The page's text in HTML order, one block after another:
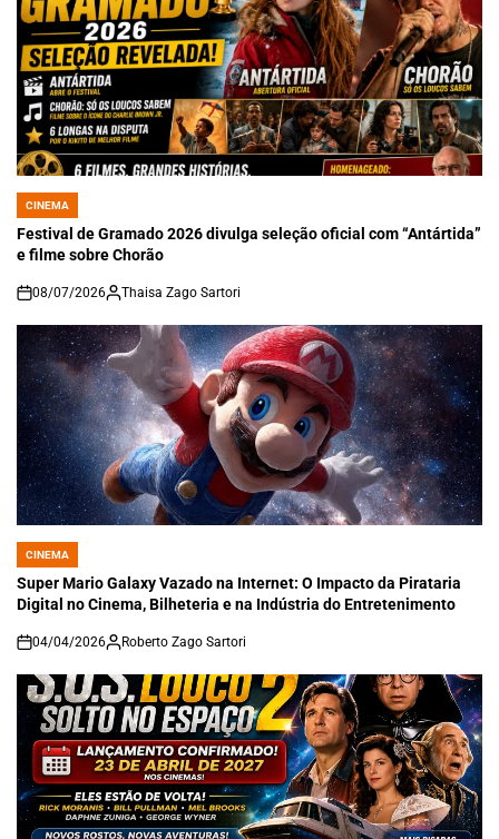
POSTED
IN
CINEMA
Festival de Gramado 2026 divulga seleção oficial com “Antártida”
e filme sobre Chorão
on
08/07/2026 Thaisa Zago Sartori
POSTED
IN
CINEMA
Super Mario Galaxy Vazado na Internet: O Impacto da Pirataria
Digital no Cinema, Bilheteria e na Indústria do Entretenimento
on
04/04/2026 Roberto Zago Sartori